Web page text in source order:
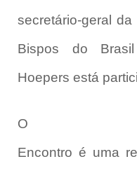
secretário-geral
Bispos do
Hoepers está
O
Encontro é uma